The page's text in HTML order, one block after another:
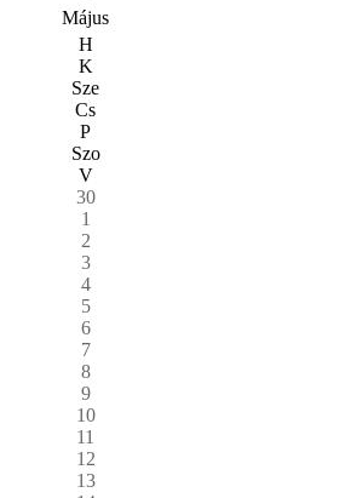
Május
H
K
Sze
Cs
P
Szo
V
30
1
2
3
4
5
6
7
8
9
10
11
12
13